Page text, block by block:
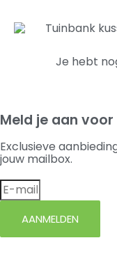
Je hebt
Meld je aan
Exclusieve
jouw mailbox.
AANMELDEN